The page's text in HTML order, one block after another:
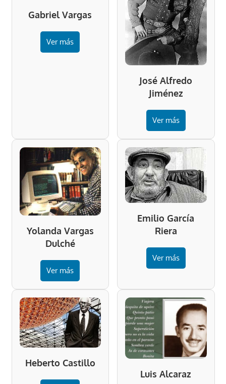
Gabriel Vargas
Ver más
José Alfredo
Jiménez
Ver más
Yolanda Vargas
Dulché
Ver más
Emilio García
Riera
Ver más
Heberto Castillo
Luis Alcaraz